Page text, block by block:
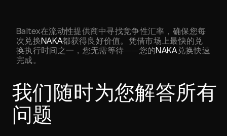
Baltex在流动性提供商中寻找竞争性汇率，确保您每
次兑换NAKA都获得良好价值。凭借市场上最快的兑
换执行时间之一，您无需等待——您的NAKA兑换快速
完成。
我们随时为您解答所有
问题